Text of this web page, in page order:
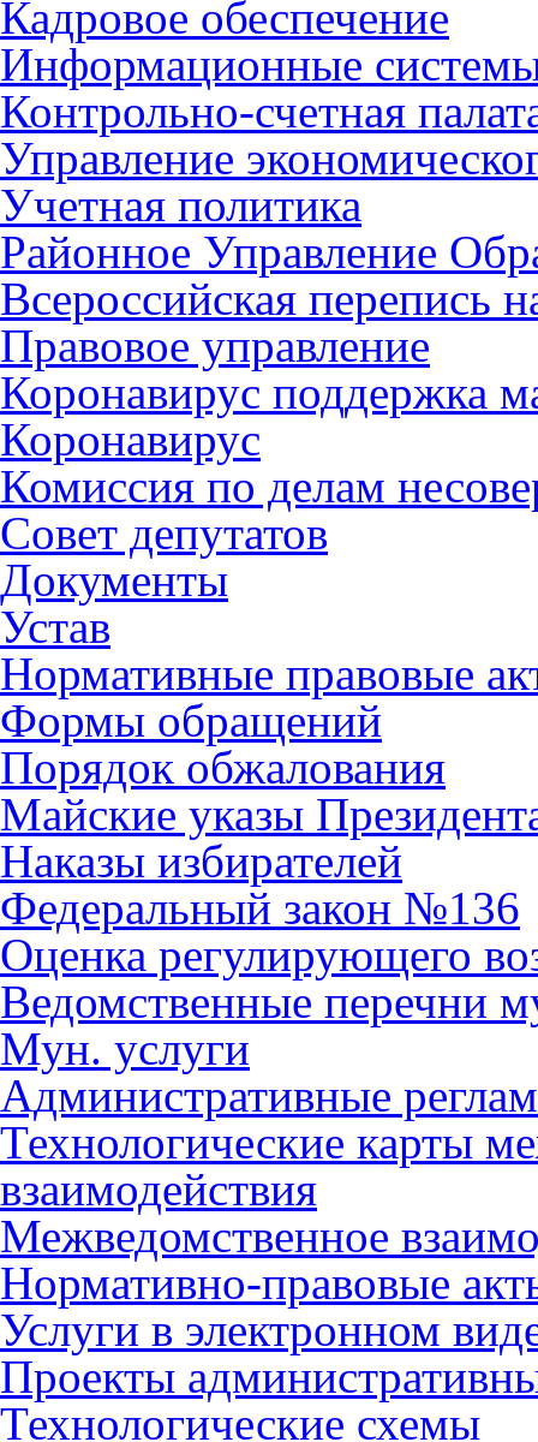
Кадровое обеспечение
Информационные
Контрольно-счетная
Управление
Учетная политика
Районное Управление
Всероссийская перепись
Правовое управление
Коронавирус поддержка
Коронавирус
Комиссия по делам
Совет депутатов
Документы
Устав
Нормативные правовые
Формы обращений
Порядок обжалования
Майские указы
Наказы избирателей
Федеральный закон №136
Оценка регулирующего
Ведомственные перечни
Мун. услуги
Административные
Технологические карты
взаимодействия
Межведомственное
Нормативно-правовые
Услуги в электронном
Проекты
Технологические схемы